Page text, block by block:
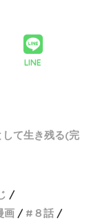
LINE
て生き残る(完
画
８話